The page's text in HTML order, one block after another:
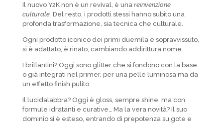
Il nuovo Y2K non è un revival, è una reinvenzione
culturale. Del resto, i prodotti stessi hanno subito una
profonda trasformazione, sia tecnica che culturale.
Ogni prodotto iconico dei primi duemila è sopravvissuto,
si è adattato, è rinato, cambiando addirittura nome.
I brillantini? Oggi sono glitter che si fondono con la base
o già integrati nel primer, per una pelle luminosa ma da
un effetto finish pulito.
Il lucidalabbra? Oggi è gloss, sempre shine, ma con
formule idratanti e curative… Ma la vera novità? Il suo
dominio si è esteso, entrando di prepotenza su gote e